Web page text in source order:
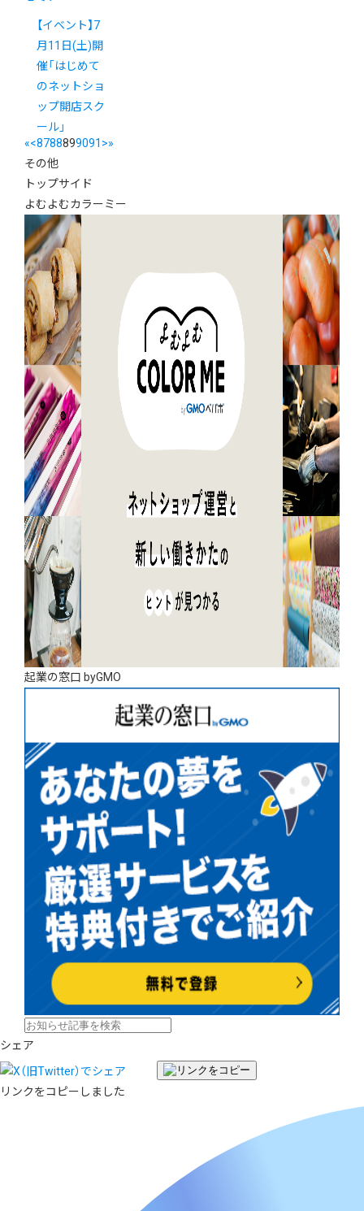
【イベント】7
月11日(土)開
催「はじめて
のネットショ
ップ開店スク
ール」
«<8788899091 >»
その他
トップサイド
よむよむカラーミー
起業の窓口 byGMO
シェア
リンクをコピーしました